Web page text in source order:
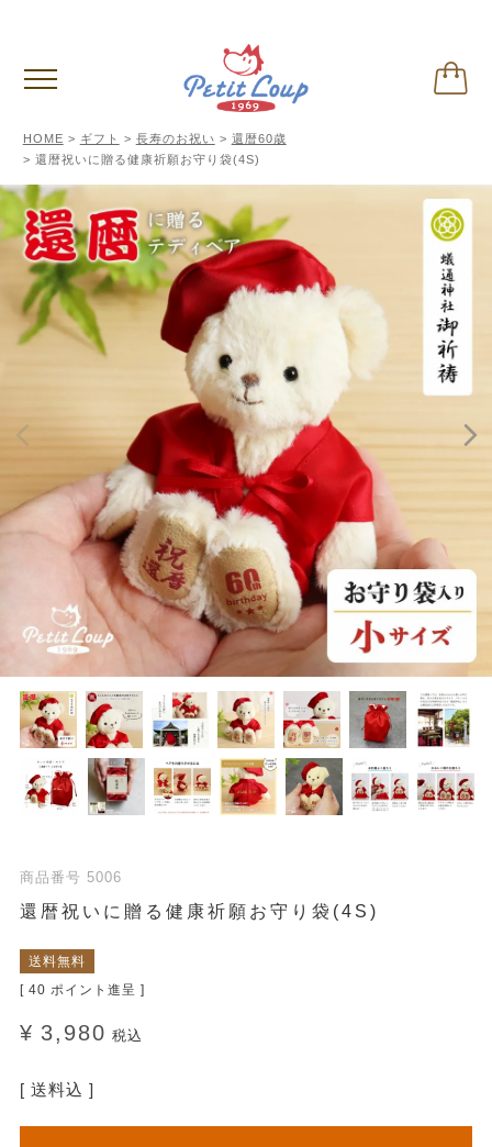
HOME ギフト 長寿のお祝い
還暦60歳
還暦祝いに贈る健康祈願お守り袋(4S)
商品番号 5006
還暦祝いに贈る健康祈願お守り袋(4S)
送料無料
[ 40 ポイント進呈 ]
¥ 3,980 税込
送料込